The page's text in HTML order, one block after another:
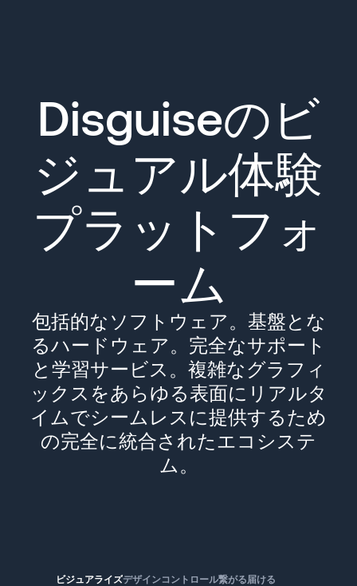
Disguiseのビ
ジュアル体験
プラットフォ
ーム
包括的なソフトウェア。基盤とな
るハードウェア。完全なサポート
と学習サービス。複雑なグラフィ
ックスをあらゆる表面にリアルタ
イムでシームレスに提供するため
の完全に統合されたエコシステ
ム。
ビジュアライズデザインコントロール繋がる届ける